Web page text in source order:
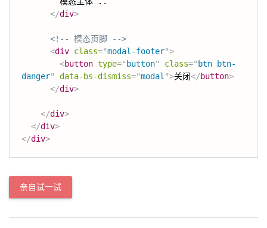
</div>
<!-- 模态页脚 -->
<div class="modal-footer">
<button type=" button" class=" btn btn-
danger" data-bs-dismiss="modal ">关闭</button>
</div>
</div>
</div>
</div>
亲自试一试